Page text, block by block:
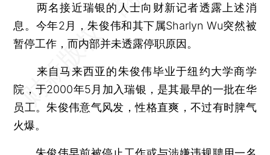
两名接近瑞银的人士向财新记者透露上述消
息。今年2月，朱俊伟和其下属Sharlyn Wu突然被
暂停工作，而内部并未透露停职原因。
来自马来西亚的朱俊伟毕业于纽约大学商学
院，于2000年5月加入瑞银，是其最早的一批在华
员工。朱俊伟意气风发，性格直爽，不过有时脾气
火爆。